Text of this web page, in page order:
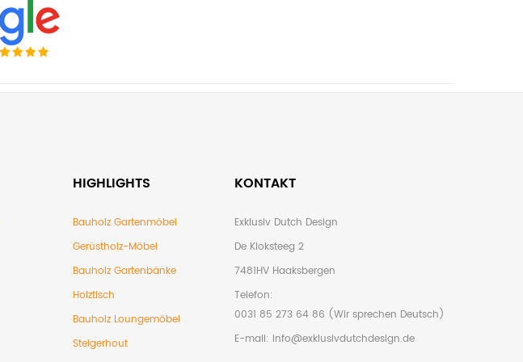
HIGHLIGHTS
Bauholz Gartenmöbel
Gerüstholz-Möbel
Bauholz Gartenbänke
Holztisch
Bauholz Loungemöbel
Steigerhout
KONTAKT
Exklusiv Dutch Design
De Kloksteeg 2
7481HV Haaksbergen
Telefon:
0031 85 273 64 86 (Wir sprechen Deutsch)
E-mail: info@exklusivdutchdesign.de